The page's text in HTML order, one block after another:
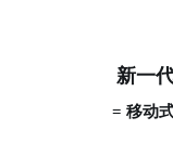
新一
= 移动